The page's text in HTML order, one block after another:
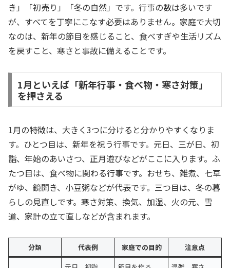
き」「初売り」「冬の自然」です。行事の数は多いです
が、すべてを丁寧にこなす必要はありません。家庭で大切
なのは、新年の節目を感じること、食べすぎや生活リズム
を戻すこと、寒さと事故に備えることです。
1月といえば「新年行事・食べ物・寒さ対策」
を押さえる
1月の特徴は、大きく3つに分けると分かりやすくなりま
す。ひとつ目は、新年を祝う行事です。元日、三が日、初
詣、年始のあいさつ、正月遊びなどがここに入ります。ふ
たつ目は、食べ物に関わる行事です。おせち、雑煮、七草
がゆ、鏡開き、小豆粥などが代表です。三つ目は、冬の暮
らしの見直しです。寒さ対策、換気、加湿、火の元、雪
道、家計の立て直しなどが含まれます。
分類 代表例 家庭での目的 注意点